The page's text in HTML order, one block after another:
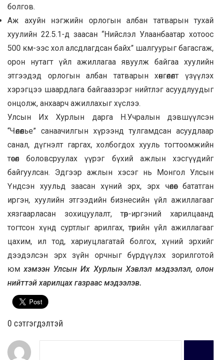
болгов.
Аж ахуйн нэгжийн орлогын албан татварын тухай
хуулийн 22.5.1-д заасан “Нийслэл Улаанбаатар хотоос
500 км-ээс хол алсдлагдсан байх” шалгуурыг багасгаж,
орон нутагт үйл ажиллагаа явуулж байгаа хуулийн
этгээдэд орлогын албан татварын хөнгөлөлт үзүүлэх
хэрэгцээ шаардлага байгаазэрэг нийтлэг асуудлуудыг
онцолж, анхаарч ажиллахыг хүслээ.
Улсын Их Хурлын дарга Н.Учралын дэвшүүлсэн
“Чөлөөлье” санаачилгын хүрээнд тулгамдсан асуудлаар
санал, дүгнэлт гаргах, холбогдох хууль тогтоомжийн
төсөл боловсруулах үүрэг бүхий ажлын хэсгүүдийг
байгуулсан. Эдгээр ажлын хэсэг нь Монгол Улсын
Үндсэн хуульд заасан хүний эрх, эрх чөлөөг бататган
иргэн, хуулийн этгээдийн бизнесийн үйл ажиллагааг
хязгаарласан зохицуулалт, төр-иргэний харилцаанд
тогтсон хүнд суртлыг арилгах, төрийн үйл ажиллагааг
цахим, ил тод, хариуцлагатай болгох, хүний эрхийг
дээдэлсэн эрх зүйн орчныг бүрдүүлэх зорилготой
юмхэмээн Улсын Их Хурлын Хэвлэл мэдээлэл, олон
нийттэй харилцах газраас мэдээлэв.
0 cэтгэгдэлтэй